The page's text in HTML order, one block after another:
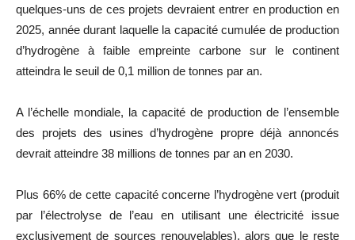
quelques-uns de ces projets devraient entrer en production en
2025, année durant laquelle la capacité cumulée de production
d’hydrogène à faible empreinte carbone sur le continent
atteindra le seuil de 0,1 million de tonnes par an.
A l’échelle mondiale, la capacité de production de l’ensemble
des projets des usines d’hydrogène propre déjà annoncés
devrait atteindre 38 millions de tonnes par an en 2030.
Plus 66% de cette capacité concerne l’hydrogène vert (produit
par l’électrolyse de l’eau en utilisant une électricité issue
exclusivement de sources renouvelables), alors que le reste